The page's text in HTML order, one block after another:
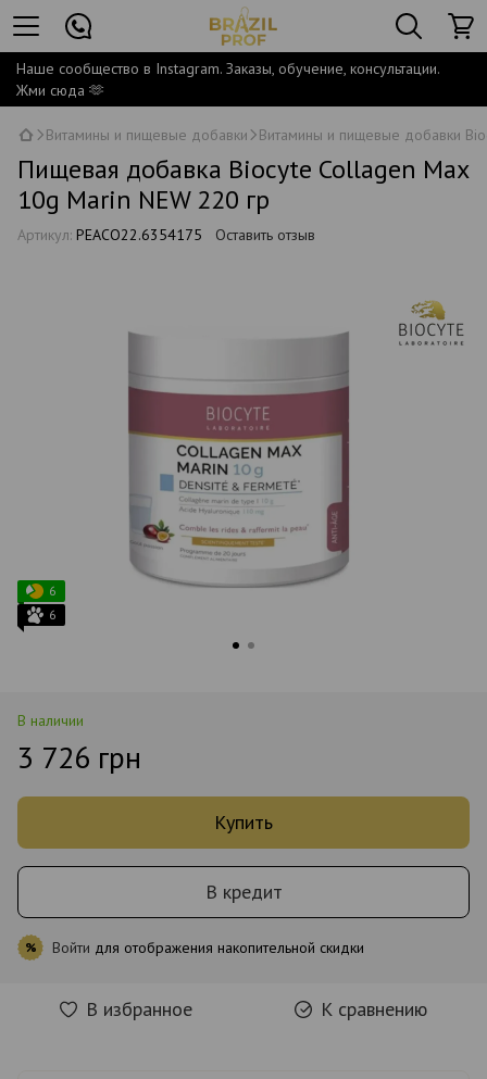
Наше сообщество в Instagram. Заказы, обучение, консультации.
Жми сюда 🫶
Витамины и пищевые добавки Витамины и пищевые добавки
Пищевая добавка Biocyte Collagen Max
10g Marin NEW 220 гр
Артикул: PEACO22.6354175 Оставить отзыв
6
6
В наличии
3 726 грн
Купить
В кредит
% Войти для отображения накопительной скидки
В избранное К сравнению